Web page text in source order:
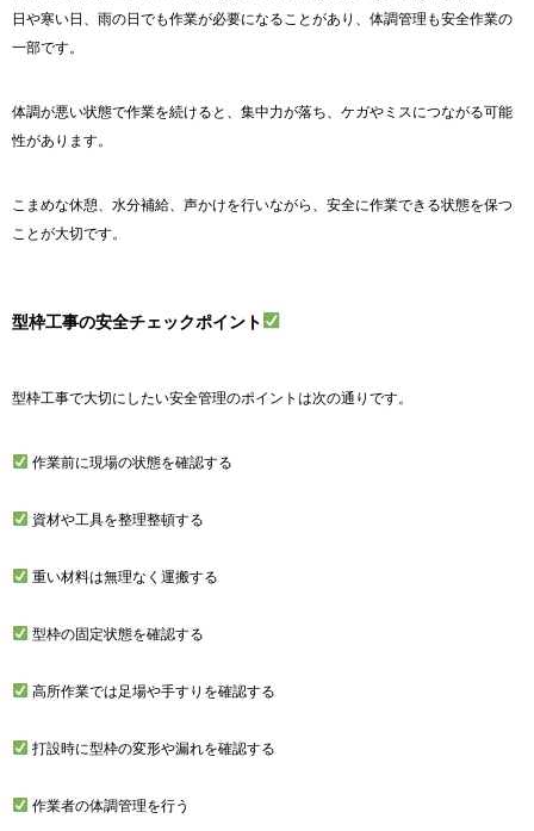
日や寒い日、雨の日でも作業が必要になることがあり、体調管理も安全作業の
一部です。
体調が悪い状態で作業を続けると、集中力が落ち、ケガやミスにつながる可能
性があります。
こまめな休憩、水分補給、声かけを行いながら、安全に作業できる状態を保つ
ことが大切です。
型枠工事の安全チェックポイント
型枠工事で大切にしたい安全管理のポイントは次の通りです。
作業前に現場の状態を確認する
資材や工具を整理整頓する
重い材料は無理なく運搬する
型枠の固定状態を確認する
高所作業では足場や手すりを確認する
打設時に型枠の変形や漏れを確認する
作業者の体調管理を行う